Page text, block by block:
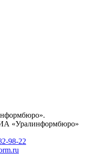
ИА «Уралинформбюро»
98-22